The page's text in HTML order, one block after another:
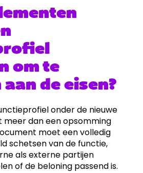
om te
de eisen?
onder de nieuwe
dan een opsomming
moet een volledig
schetsen van de functie,
als externe partijen
of de beloning passend is.